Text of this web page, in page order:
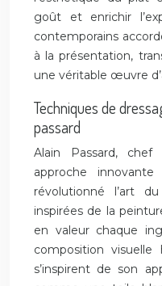
goût et enrichir
contemporains
à la présentation,
une véritable œuvre
Techniques de
passard
Alain Passard,
approche
révolutionné l’art
inspirées de la
en valeur chaque
composition visuelle
s’inspirent de son